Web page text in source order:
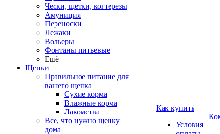
Чески, щетки, когтерезы
Амуниция
Переноски
Лежаки
Вольеры
Фонтаны питьевые
Ещё
Щенки
Правильное питание для
вашего щенка
Сухие корма
Влажные корма
Лакомства
Все, что нужно щенку
дома
Как купить
Условия